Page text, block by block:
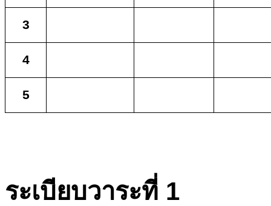
3
4
5
ระเบียบวาระที่ 1